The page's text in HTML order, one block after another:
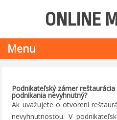
ONLINE
Menu
content
Podnikateľský zámer
podnikania nevyhnutný?
Ak uvažujete o otvorení
nevyhnutnosťou. V